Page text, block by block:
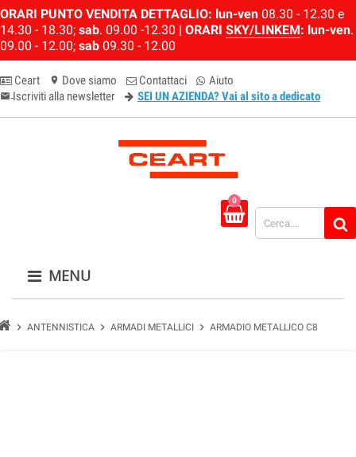
ORARI PUNTO VENDITA DETTAGLIO: lun-ven 08.30 - 12.30 e
14.30 - 18.30; sab. 09.00 -12.30 | ORARI SKY/LINKEM: lun-ven.
09.00 - 12.00; sab 09.30 - 12.00
Ceart location_on Dove siamo Contattaci Aiuto
email-newsletter
Iscriviti alla newsletter SEI UN AZIENDA? Vai al sito a dedicato
0
MENU
chevron_right ANTENNISTICA chevron_right ARMADI METALLICI chevron_right ARMADIO METALLICO C8